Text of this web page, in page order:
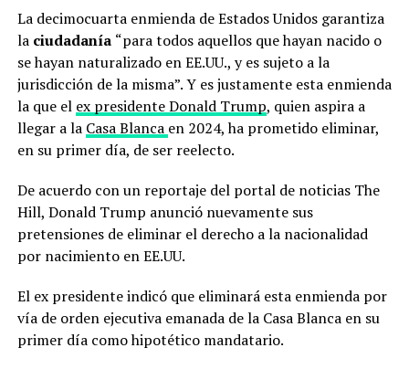
La decimocuarta enmienda de Estados Unidos garantiza
la ciudadanía “para todos aquellos que hayan nacido o
se hayan naturalizado en EE.UU., y es sujeto a la
jurisdicción de la misma”. Y es justamente esta enmienda
la que el ex presidente Donald Trump, quien aspira a
llegar a la Casa Blanca en 2024, ha prometido eliminar,
en su primer día, de ser reelecto.
De acuerdo con un reportaje del portal de noticias The
Hill, Donald Trump anunció nuevamente sus
pretensiones de eliminar el derecho a la nacionalidad
por nacimiento en EE.UU.
El ex presidente indicó que eliminará esta enmienda por
vía de orden ejecutiva emanada de la Casa Blanca en su
primer día como hipotético mandatario.